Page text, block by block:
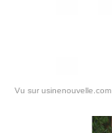
Vu sur usinenouvelle.com